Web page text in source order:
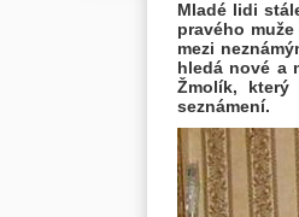
Mladé lidi
pravého
mezi
hledá nové a
Žmolík,
seznámení.